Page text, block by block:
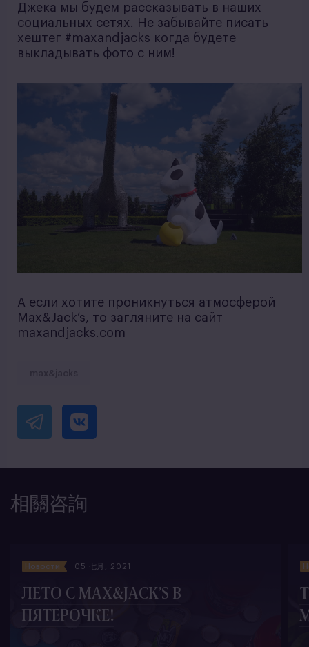
Джека мы будем рассказывать в наших
социальных сетях. Не забывайте писать
хештег #maxandjacks когда будете
выкладывать фото с ним!
А если хотите проникнуться атмосферой
Max&Jack’s, то загляните на сайт
maxandjacks.com
相關咨詢
Новости 05 七月, 2021
ЛЕТО С MAX&JACK’S В
ПЯТЕРОЧКЕ!